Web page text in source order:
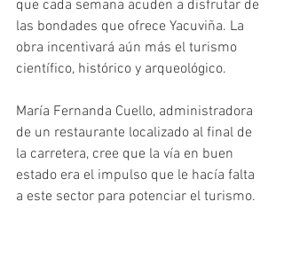
que cada semana acuden a disfrutar de
las bondades que ofrece Yacuviña. La
obra incentivará aún más el turismo
científico, histórico y arqueológico.
María Fernanda Cuello, administradora
de un restaurante localizado al final de
la carretera, cree que la vía en buen
estado era el impulso que le hacía falta
a este sector para potenciar el turismo.